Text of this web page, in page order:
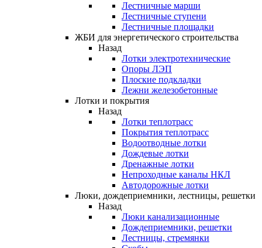
Лестничные марши
Лестничные ступени
Лестничные площадки
ЖБИ для энергетического строительства
Назад
Лотки электротехнические
Опоры ЛЭП
Плоские подкладки
Лежни железобетонные
Лотки и покрытия
Назад
Лотки теплотрасс
Покрытия теплотрасс
Водоотводные лотки
Дождевые лотки
Дренажные лотки
Непроходные каналы НКЛ
Автодорожные лотки
Люки, дождеприемники, лестницы, решетки
Назад
Люки канализационные
Дождеприемники, решетки
Лестницы, стремянки